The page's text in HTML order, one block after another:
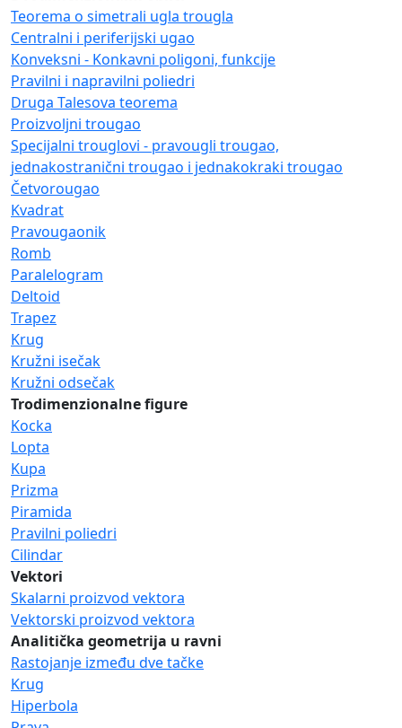
Teorema o simetrali ugla trougla
Centralni i periferijski ugao
Konveksni - Konkavni poligoni, funkcije
Pravilni i napravilni poliedri
Druga Talesova teorema
Proizvoljni trougao
Specijalni trouglovi - pravougli trougao,
jednakostranični trougao i jednakokraki trougao
Četvorougao
Kvadrat
Pravougaonik
Romb
Paralelogram
Deltoid
Trapez
Krug
Kružni isečak
Kružni odsečak
Trodimenzionalne figure
Kocka
Lopta
Kupa
Prizma
Piramida
Pravilni poliedri
Cilindar
Vektori
Skalarni proizvod vektora
Vektorski proizvod vektora
Analitička geometrija u ravni
Rastojanje između dve tačke
Krug
Hiperbola